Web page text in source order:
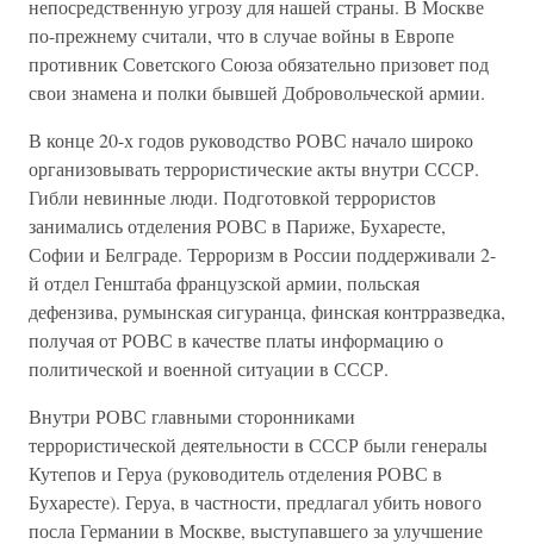
непосредственную угрозу для нашей страны. В Москве
по-прежнему считали, что в случае войны в Европе
противник Советского Союза обязательно призовет под
свои знамена и полки бывшей Добровольческой армии.
В конце 20-х годов руководство РОВС начало широко
организовывать террористические акты внутри СССР.
Гибли невинные люди. Подготовкой террористов
занимались отделения РОВС в Париже, Бухаресте,
Софии и Белграде. Терроризм в России поддерживали 2-
й отдел Генштаба французской армии, польская
дефензива, румынская сигуранца, финская контрразведка,
получая от РОВС в качестве платы информацию о
политической и военной ситуации в СССР.
Внутри РОВС главными сторонниками
террористической деятельности в СССР были генералы
Кутепов и Геруа (руководитель отделения РОВС в
Бухаресте). Геруа, в частности, предлагал убить нового
посла Германии в Москве, выступавшего за улучшение